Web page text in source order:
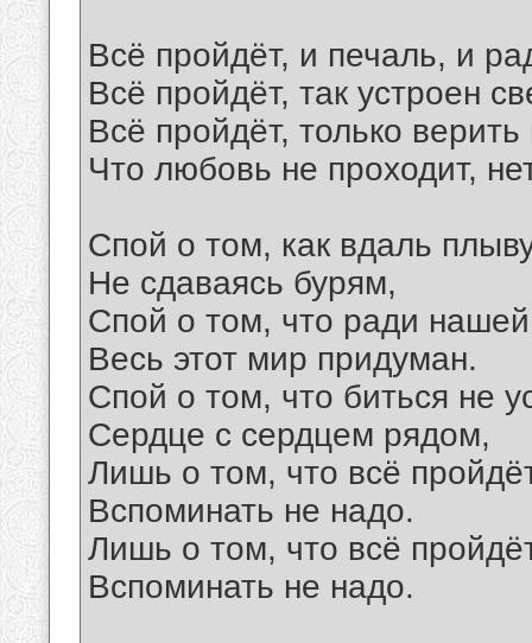
Всё пройдёт, и печаль, и
Всё пройдёт, так устроен
Всё пройдёт, только
Что любовь не проходит,
Спой о том, как вдаль
Не сдаваясь бурям,
Спой о том, что ради
Весь этот мир придуман.
Спой о том, что биться не
Сердце с сердцем рядом,
Лишь о том, что всё
Вспоминать не надо.
Лишь о том, что всё
Вспоминать не надо.